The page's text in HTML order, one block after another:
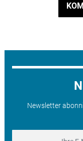
Newsletter